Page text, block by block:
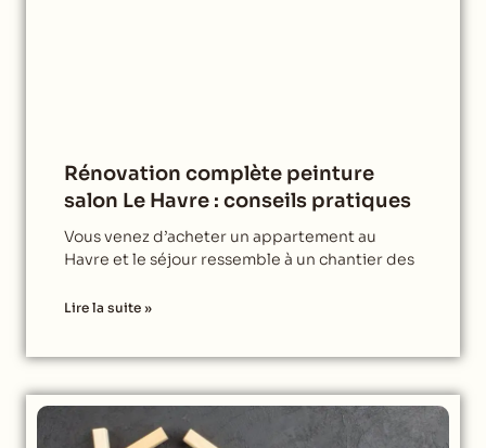
Rénovation complète peinture
salon Le Havre : conseils pratiques
Vous venez d’acheter un appartement au
Havre et le séjour ressemble à un chantier des
Lire la suite »